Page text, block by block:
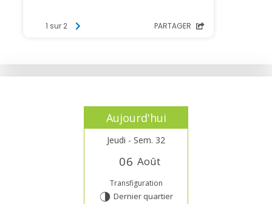
Aujourd'hui
Jeudi - Sem. 32
06 Août
Transfiguration
T Dernier quartier